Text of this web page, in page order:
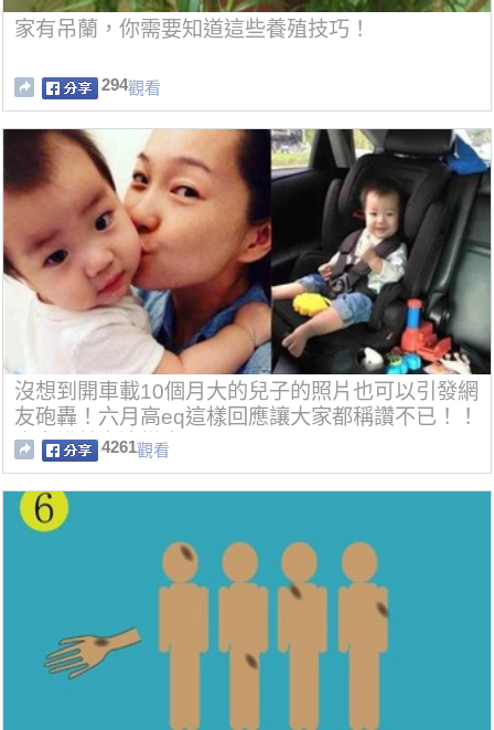
家有吊蘭，你需要知道這些養殖技巧！
294觀看
沒想到開車載10個月大的兒子的照片也可以引發網
友砲轟！六月高eq這樣回應讓大家都稱讚不已！！
專家說其實這樣也可以...
4261觀看